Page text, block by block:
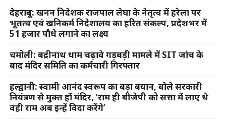
देहरादून: खनन निदेशक राजपाल लेघा के नेतृत्व में हरेला पर
भूतत्व एवं खनिकर्म निदेशालय का हरित संकल्प, प्रदेशभर में
51 हजार पौधे लगाने का लक्ष्य
चमोली: बद्रीनाथ धाम चढ़ावे गड़बड़ी मामले में SIT जांच के
बाद मंदिर समिति का कर्मचारी गिरफ्तार
हल्द्वानी: स्वामी आनंद स्वरूप का बड़ा बयान, बोले सरकारी
नियंत्रण से मुक्त हों मंदिर, ‘राम ही बीजेपी को सत्ता में लाए थे
वही राम अब इन्हें विदा करेंगे’